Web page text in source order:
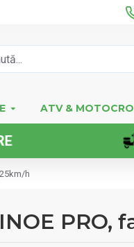
ATV &
h
PRO,